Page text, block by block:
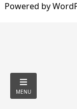
Powered by
MENU